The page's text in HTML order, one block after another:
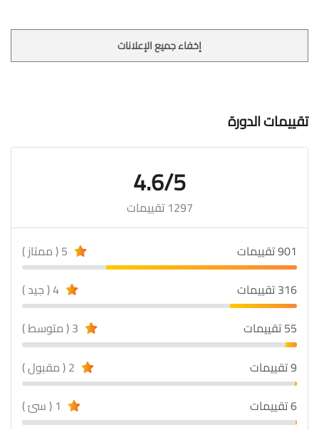
إخفاء جميع الإعلانات
تقييمات الدورة
4.6/5
1297 تقييمات
901 تقييمات
316 تقييمات
55 تقييمات
9 تقييمات
6 تقييمات